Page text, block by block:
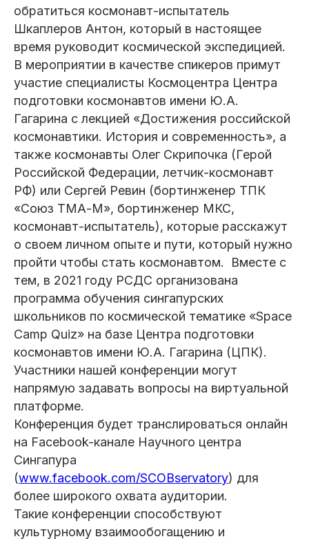
обратиться космонавт-испытатель
Шкаплеров Антон, который в настоящее
время руководит космической экспедицией.
В мероприятии в качестве спикеров примут
участие специалисты Космоцентра Центра
подготовки космонавтов имени Ю.А.
Гагарина с лекцией «Достижения российской
космонавтики. История и современность», а
также космонавты Олег Скрипочка (Герой
Российской Федерации, летчик-космонавт
РФ) или Сергей Ревин (бортинженер ТПК
«Союз ТМА-М», бортинженер МКС,
космонавт-испытатель), которые расскажут
о своем личном опыте и пути, который нужно
пройти чтобы стать космонавтом. Вместе с
тем, в 2021 году РСДС организована
программа обучения сингапурских
школьников по космической тематике «Space
Camp Quiz» на базе Центра подготовки
космонавтов имени Ю.А. Гагарина (ЦПК).
Участники нашей конференции могут
напрямую задавать вопросы на виртуальной
платформе.
Конференция будет транслироваться онлайн
на Facebook-канале Научного центра
Сингапура
(www.facebook.com/SCOBservatory) для
более широкого охвата аудитории.
Такие конференции способствуют
культурному взаимообогащению и